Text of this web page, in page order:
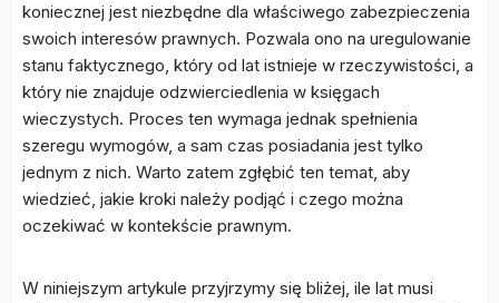
koniecznej jest niezbędne dla właściwego zabezpieczenia
swoich interesów prawnych. Pozwala ono na uregulowanie
stanu faktycznego, który od lat istnieje w rzeczywistości, a
który nie znajduje odzwierciedlenia w księgach
wieczystych. Proces ten wymaga jednak spełnienia
szeregu wymogów, a sam czas posiadania jest tylko
jednym z nich. Warto zatem zgłębić ten temat, aby
wiedzieć, jakie kroki należy podjąć i czego można
oczekiwać w kontekście prawnym.
W niniejszym artykule przyjrzymy się bliżej, ile lat musi